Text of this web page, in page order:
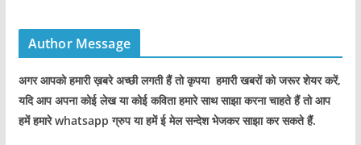
Author Message
अगर आपको हमारी ख़बरे अच्छी लगती हैं तो कृपया हमारी खबरों को जरूर शेयर करें,
यदि आप अपना कोई लेख या कोई कविता हमारे साथ साझा करना चाहते हैं तो आप
हमें हमारे whatsapp ग्रुप या हमें ई मेल सन्देश भेजकर साझा कर सकते हैं.